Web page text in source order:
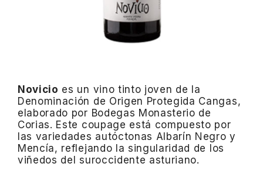
Novicio es un vino tinto joven de la
Denominación de Origen Protegida Cangas,
elaborado por Bodegas Monasterio de
Corias. Este coupage está compuesto por
las variedades autóctonas Albarín Negro y
Mencía, reflejando la singularidad de los
viñedos del suroccidente asturiano.